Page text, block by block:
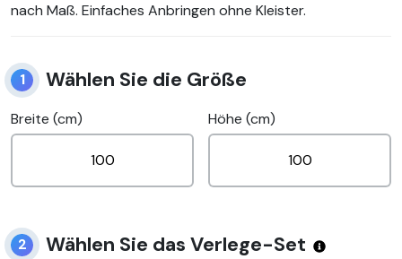
nach Maß. Einfaches Anbringen ohne Kleister.
1 Wählen Sie die Größe
Breite (cm) Höhe (cm)
2 Wählen Sie das Verlege-Set